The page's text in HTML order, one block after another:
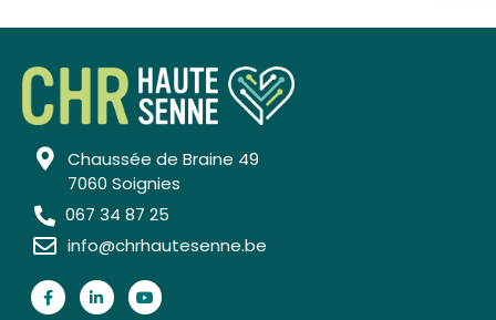
Chaussée de Braine 49
7060 Soignies
067 34 87 25
info@chrhautesenne.be